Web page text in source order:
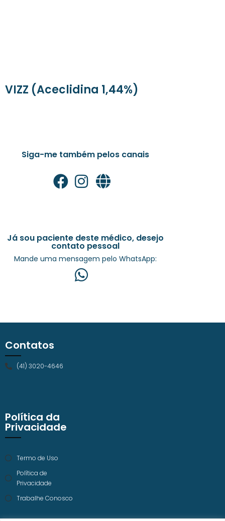
VIZZ (Aceclidina 1,44%)
Siga-me também pelos canais
Já sou paciente deste médico, desejo
contato pessoal
Mande uma mensagem pelo WhatsApp:
Política da
Privacidade
Termo de Uso
Política de
Privacidade
Trabalhe Conosco
Contatos
(41) 3020-4646